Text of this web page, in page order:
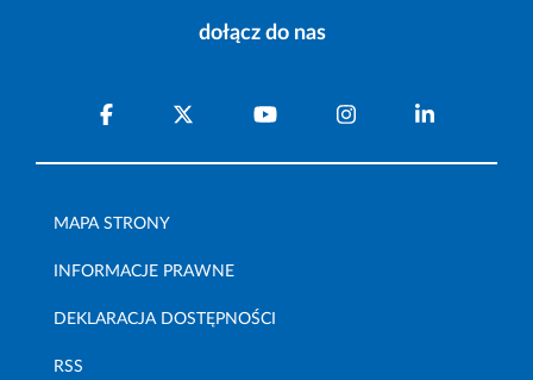
dołącz do nas
MAPA STRONY
INFORMACJE PRAWNE
DEKLARACJA DOSTĘPNOŚCI
RSS